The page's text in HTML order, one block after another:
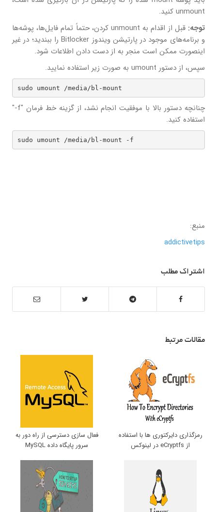
unmount کنید.
توجه:
قبل از اقدام به unmount کردن، حتماً تمام فایل‌ها، پوشه‌ها
و برنامه‌های موجود در پارتیشن ویندوز Bitlocker را ببندید؛ در غیر
اینصورت ممکن است منجر به از دست دادن اطلاعات شود.
سپس، از دستور umount به صورت زیر استفاده نمایید.
sudo umount /media/bl-mount
چنانچه دستور بالا با موفقیت انجام نشد، از گزینه خط فرمان "f-"
استفاده کنید.
sudo umount /media/bl-mount -f
منبع:
addictivetips
اشتراک مطلب
مقالات مرتبط
رمزگذاری دایرکتوری ها با استفاده
از eCryptfs در لینوکس
فعال سازی دسترسی از راه دور به
سرور پایگاه داده MySQL